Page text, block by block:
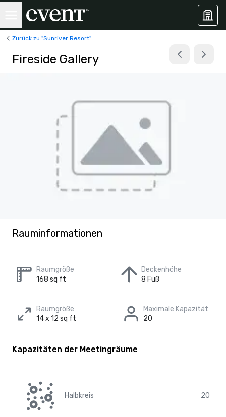
Zurück zu "Sunriver Resort"
Fireside Gallery
Rauminformationen
Raumgröße
168 sq ft
Deckenhöhe
8 Fuß
Raumgröße
14 x 12 sq ft
Maximale Kapazität
20
Kapazitäten der Meetingräume
Halbkreis 20